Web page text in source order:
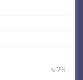
v.26